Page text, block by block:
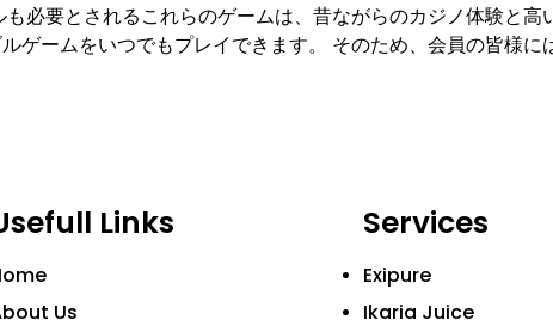
必要とされるこれらのゲームは、昔ながらのカジノ体験と
ゲームをいつでもプレイできます。 そのため、会員の皆様に
Links
Us
Services
Exipure
Ikaria Juice